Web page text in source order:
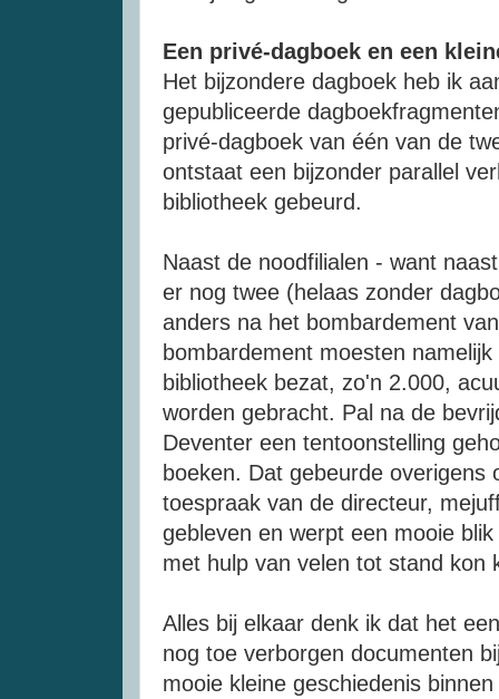
Een privé-dagboek en een
Het bijzondere dagboek heb ik
gepubliceerde
privé-dagboek van één van de
ontstaat een bijzonder parallel
bibliotheek gebeurd.
Naast de noodfilialen - want
er nog twee (helaas zonder
anders na het bombardement
bombardement moesten
bibliotheek bezat, zo'n 2.000,
worden gebracht. Pal na de
Deventer een tentoonstelling
boeken. Dat gebeurde overigens
toespraak van de directeur,
gebleven en werpt een mooie
met hulp van velen tot stand kon
Alles bij elkaar denk ik dat het
nog toe verborgen documenten
mooie kleine geschiedenis